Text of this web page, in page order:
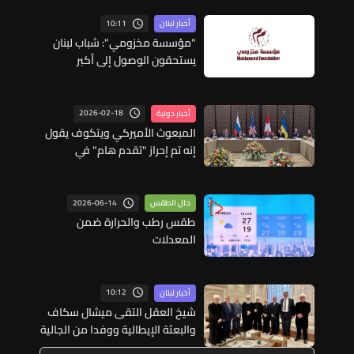
أخبار لبنان 10:11
"مؤسسة مخزومي": شباب لبنان
يستحقون الوصول إلى أكبر
أخبار دولية 2026-02-18
المبعوث الأميركي ويتكوف يقول
إنه تم إحراز "تقدم هام" في
حال الطقس 2026-06-14
طقس رطب والحرارة ضمن
المعدلات
أخبار لبنان 10:12
شيخ العقل التقى ميشال سكاف
والبعثة الإيطالية ووفدا من الجالية
الدرزية في كندا